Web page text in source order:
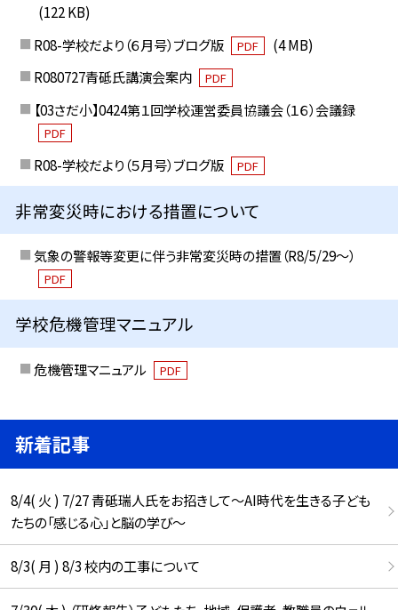
(122 KB)
R08-学校だより（６月号）ブログ版
PDF
(4 MB)
R080727青砥氏講演会案内
PDF
【03さだ小】0424第１回学校運営委員協議会（１６）会議録
PDF
R08-学校だより（５月号）ブログ版 PDF
非常変災時における措置について
気象の警報等変更に伴う非常変災時の措置（R8/5/29〜）
PDF
学校危機管理マニュアル
危機管理マニュアル PDF
新着記事
8/4( 火 ) 7/27 青砥瑞人氏をお招きして〜AI時代を生きる子ども
たちの「感じる心」と脳の学び〜
8/3( 月 ) 8/3 校内の工事について